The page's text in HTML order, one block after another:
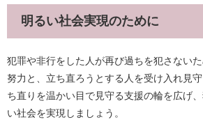
明るい社会実現のために
犯罪や非行をした人が再び過ちを犯さない
努力と、立ち直ろうとする人を受け入れ見
ち直りを温かい目で見守る支援の輪を広げ
い社会を実現しましょう。